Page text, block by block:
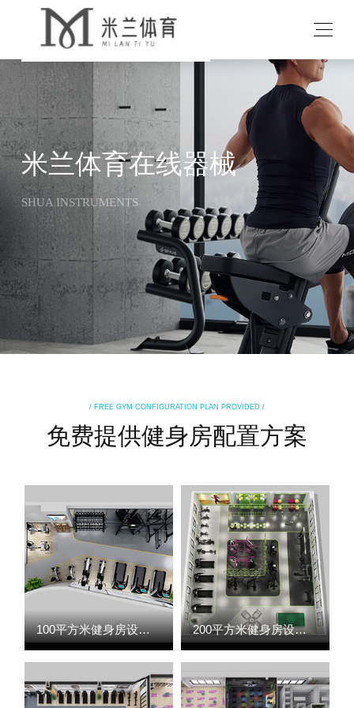
米兰体育在线器械
SHUA INSTRUMENTS
/ FREE GYM CONFIGURATION PLAN PROVIDED /
免费提供健身房配置方案
100平方米健身房设计案例 200平方米健身房设计案例